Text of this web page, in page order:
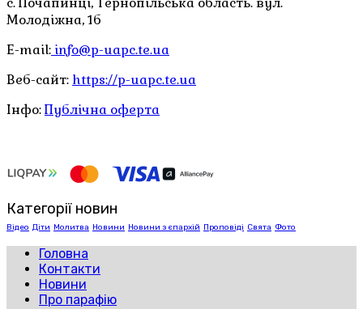
Молодіжна, 1б
E-mail: info@p-uapc.te.ua
Веб-сайт: https://p-uapc.te.ua
Інфо:Публічна оферта
Категорії новин
Відео Діти Молитва Новини Новини з єпархій Проповіді Свята Фото
Головна
Контакти
Новини
Про парафію